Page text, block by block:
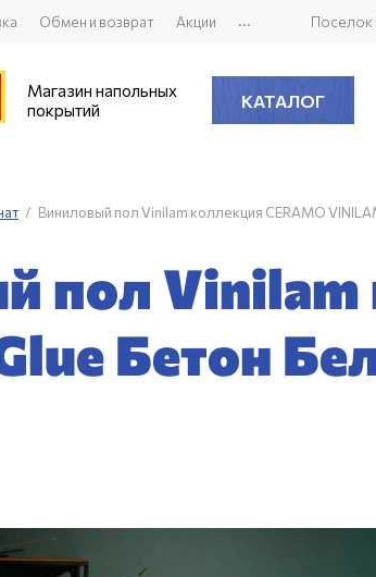
Обмен и возврат Акции ... Поселок
Магазин напольных
покрытий
КАТАЛОГ
/ Виниловый пол Vinilam коллекция CERAMO
пол Vinilam
Бетон